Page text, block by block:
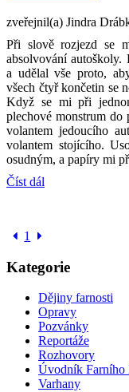
zveřejnil(a) Jindra
Při slově rozjezd se
absolvování autoškoly.
a udělal vše proto,
všech čtyř končetin se
Když se mi při
plechové monstrum do
volantem jedoucího
volantem stojícího.
osudným, a papíry mi
Číst dál
1
Kategorie
Dějiny farnosti
Opravy
Pozvánky
Reportáže
Rozhovory
Úvodník Farního
Varhany